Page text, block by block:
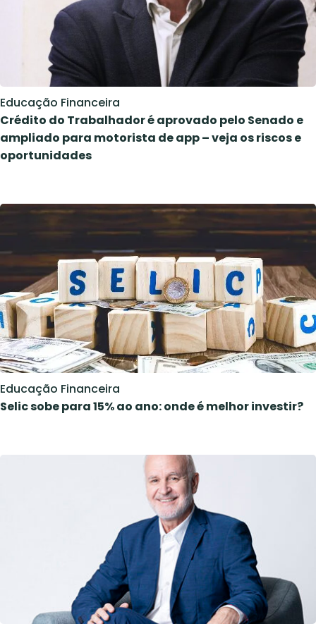
Educação Financeira
Crédito do Trabalhador é aprovado pelo Senado e
ampliado para motorista de app – veja os riscos e
oportunidades
Educação Financeira
Selic sobe para 15% ao ano: onde é melhor investir?